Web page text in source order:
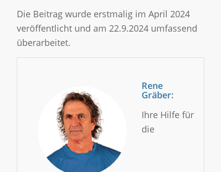
Die Beitrag wurde erstmalig im April 2024
veröffentlicht und am 22.9.2024 umfassend
überarbeitet.
Rene
Gräber:
Ihre Hilfe für
die